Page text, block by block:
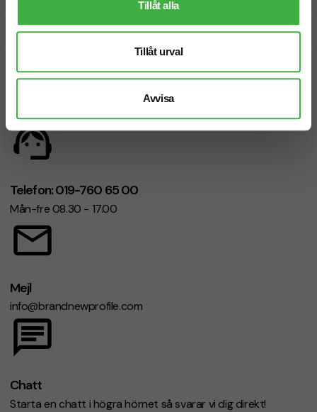
Tillåt alla
Tillåt urval
Avvisa
Snabb leverans
Vi hjälper dig gärna!
Telefon: 019-760 65 00
Mån-fre 08.30 - 17.00
Mejl
info@brandnewprofile.com
Chatt
Starta en chatt i högra hörnet så svarar vi dig direkt!